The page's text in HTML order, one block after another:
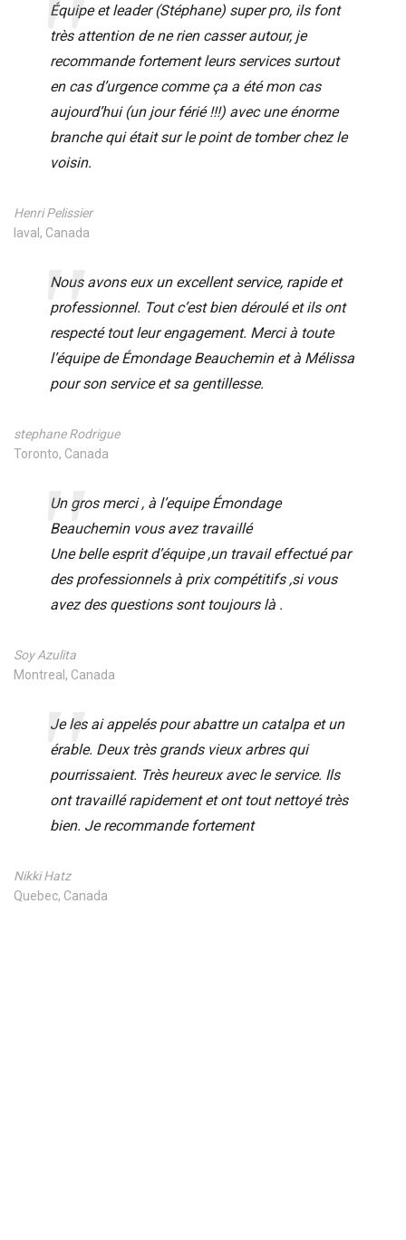
Équipe et leader (Stéphane) super pro, ils font
très attention de ne rien casser autour, je
recommande fortement leurs services surtout
en cas d’urgence comme ça a été mon cas
aujourd’hui (un jour férié !!!) avec une énorme
branche qui était sur le point de tomber chez le
voisin.
Henri Pelissier
laval, Canada
Nous avons eux un excellent service, rapide et
professionnel. Tout c’est bien déroulé et ils ont
respecté tout leur engagement. Merci à toute
l’équipe de Émondage Beauchemin et à Mélissa
pour son service et sa gentillesse.
stephane Rodrigue
Toronto, Canada
Un gros merci , à l’equipe Émondage
Beauchemin vous avez travaillé
Une belle esprit d’équipe ,un travail effectué par
des professionnels à prix compétitifs ,si vous
avez des questions sont toujours là .
Soy Azulita
Montreal, Canada
Je les ai appelés pour abattre un catalpa et un
érable. Deux très grands vieux arbres qui
pourrissaient. Très heureux avec le service. Ils
ont travaillé rapidement et ont tout nettoyé très
bien. Je recommande fortement
Nikki Hatz
Quebec, Canada